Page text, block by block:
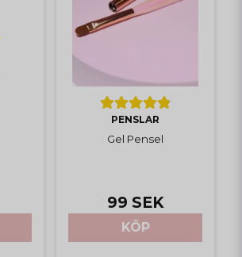
PENSLAR
Gel Pensel
99 SEK
KÖP